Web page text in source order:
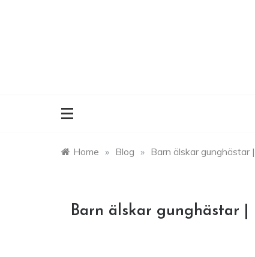
Home » Blog » Barn älskar gunghästar
Barn älskar gunghästar